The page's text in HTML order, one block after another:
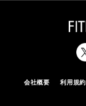
会社概要 利用規約